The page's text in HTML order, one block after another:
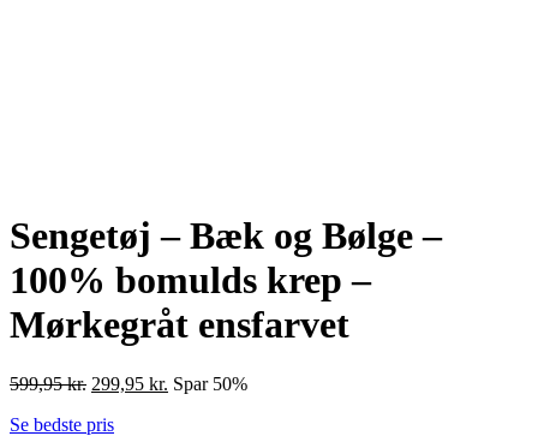
Sengetøj – Bæk og Bølge –
100% bomulds krep –
Mørkegråt ensfarvet
599,95kr. Den
pris
299,95 kr. Den
Spar 50%
Se bedste pris